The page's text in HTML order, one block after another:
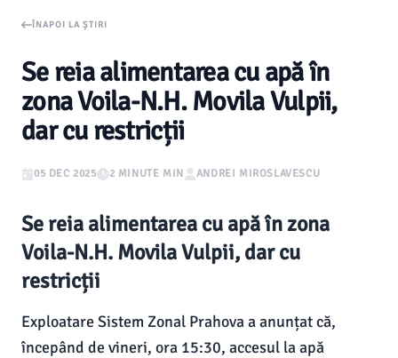
ÎNAPOI LA ȘTIRI
Se reia alimentarea cu apă în
zona Voila-N.H. Movila Vulpii,
dar cu restricții
05 DEC 2025 2 MINUTE MIN ANDREI MIROSLAVESCU
Se reia alimentarea cu apă în zona
Voila-N.H. Movila Vulpii, dar cu
restricții
Exploatare Sistem Zonal Prahova a anunțat că,
începând de vineri, ora 15:30, accesul la apă